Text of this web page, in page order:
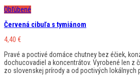
Obľúbené
Červená cibuľa s tymiánom
4,40 €
Pravé a poctivé domáce chutney bez éčiek,
dochucovadiel a koncentrátov. Vyrobené len z
zo slovenskej prírody a od poctivých lokálnych